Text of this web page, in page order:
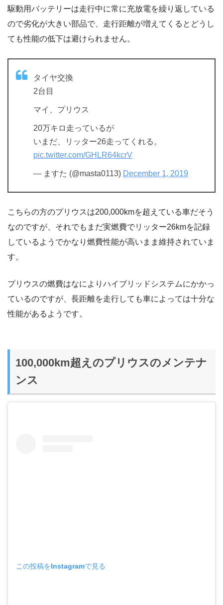
駆動用バッテリーは走行中に常に充放電を繰り返している
ので劣化が大きい部品で、走行距離が増えてくるとどうし
ても性能の低下は避けられません。
タイヤ交換
2台目
マイ、プリウス
20万キロ走っているが
いまだ、リッター26走ってくれる。
pic.twitter.com/GHLR64kcrV
— ますた (@masta0113) December 1, 2019
こちらの方のプリウスは200,000kmを超えている車だそう
なのですが、それでもまだ実燃費でリッター26kmを記録
しているようでかなり燃費性能が高いまま維持されていま
す。
プリウスの燃費はなによりハイブリッドシステムにかかっ
ているのですが、長距離を走行しても車によっては十分な
性能があるようです。
100,000km超えのプリウスのメンテナ
ンス
この投稿をInstagramで見る